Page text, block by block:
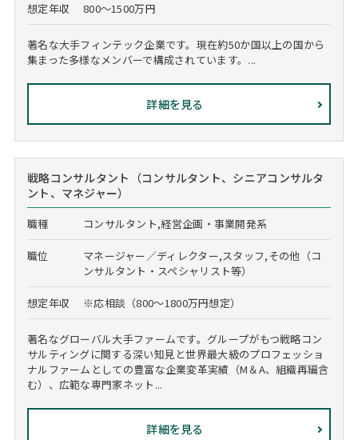
想定年収 800～1500万円
著名な大手フィンテック企業です。現在約50か国以上の国から
集まった多様なメンバーで構成されています。...
詳細を見る
戦略コンサルタント（コンサルタント、シニアコンサルタ
ント、マネジャー）
職種 コンサルタント,経営企画・事業開発系
職位
マネージャー／ディレクター,スタッフ,その他（コ
ンサルタント・スペシャリスト等）
想定年収 ※応相談（800～1800万円想定）
著名なグローバル大手ファームです。グループがもつ戦略コン
サルティングに関する深い知見と世界最大級のプロフェッショ
ナルファームとしての豊富な企業変革実績（M＆A、組織再編含
む）、広範な専門家ネット...
詳細を見る